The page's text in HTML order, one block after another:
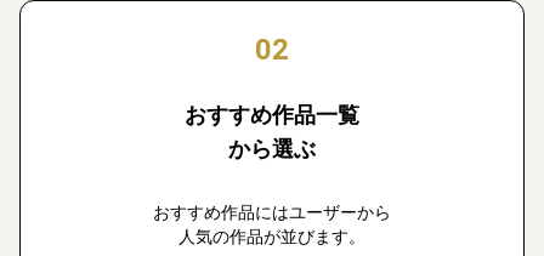
02
おすすめ作品一覧
から選ぶ
おすすめ作品にはユーザーから
人気の作品が並びます。